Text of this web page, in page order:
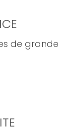
de grande